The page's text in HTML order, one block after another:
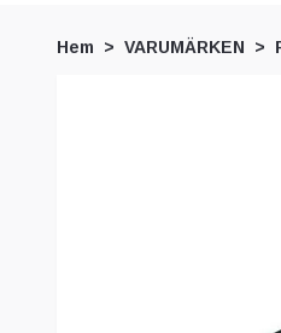
Hem VARUMÄRKEN